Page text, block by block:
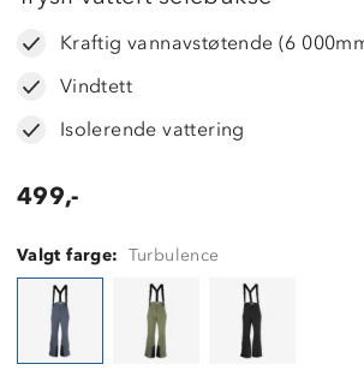
Kraftig vannavstøtende (6
Vindtett
Isolerende vattering
499,-
Valgt farge: Turbulence